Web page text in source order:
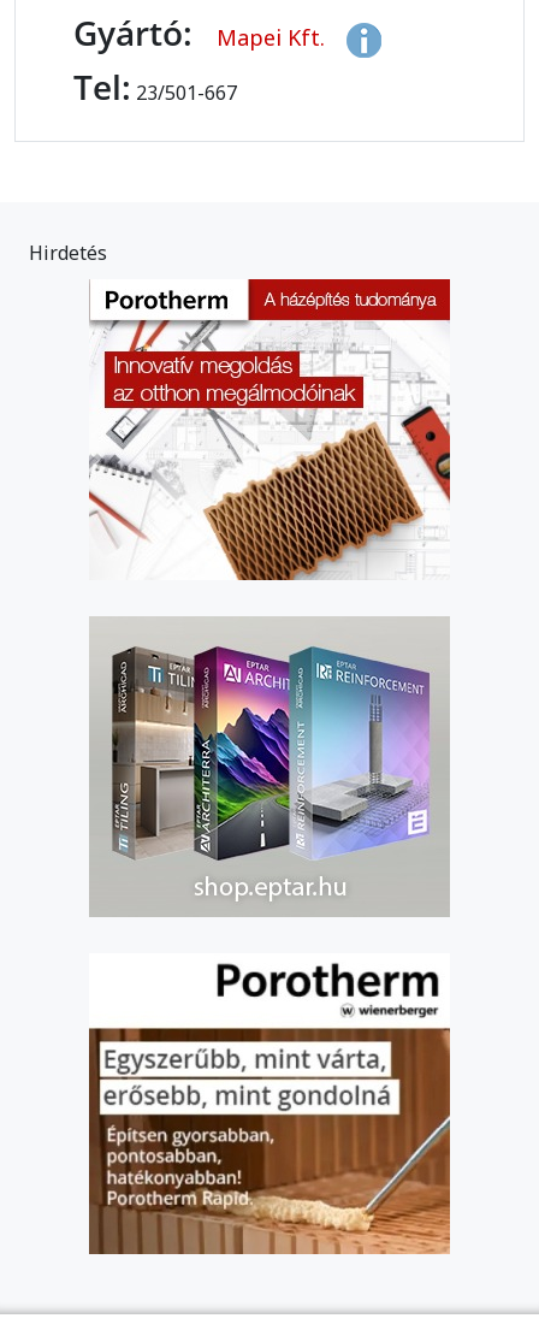
Gyártó: Mapei Kft.
Tel: 23/501-667
Hirdetés